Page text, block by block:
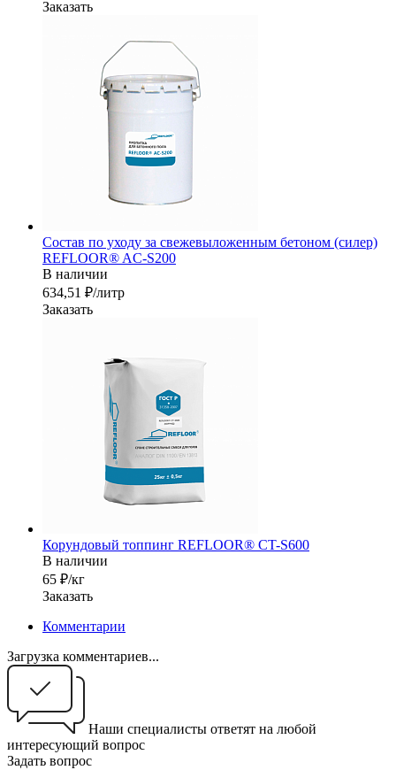
Заказать
Состав по уходу за свежевыложенным бетоном (силер)
REFLOOR® AC-S200
В наличии
634,51 ₽/литр
Заказать
Корундовый топпинг REFLOOR® CT-S600
В наличии
65 ₽/кг
Заказать
Комментарии
Загрузка комментариев...
Наши специалисты ответят на любой
интересующий вопрос
Задать вопрос